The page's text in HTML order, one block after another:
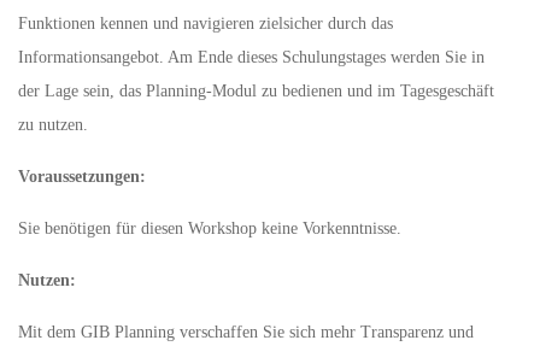
Funktionen kennen und navigieren zielsicher durch das
Informationsangebot. Am Ende dieses Schulungstages werden Sie in
der Lage sein, das Planning-Modul zu bedienen und im Tagesgeschäft
zu nutzen.
Voraussetzungen:
Sie benötigen für diesen Workshop keine Vorkenntnisse.
Nutzen:
Mit dem GIB Planning verschaffen Sie sich mehr Transparenz und